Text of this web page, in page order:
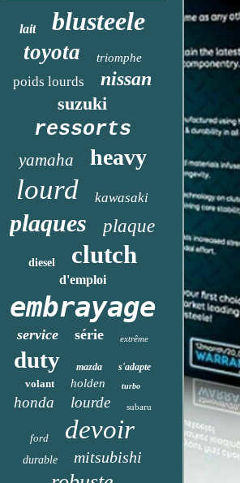
lait blusteele
toyota triomphe
poids lourds nissan
suzuki
ressorts
yamaha heavy
lourd kawasaki
plaques plaque
diesel clutch
d'emploi
embrayage
service série extrême
duty mazda s'adapte
volant holden turbo
honda lourde subaru
ford devoir
durable mitsubishi